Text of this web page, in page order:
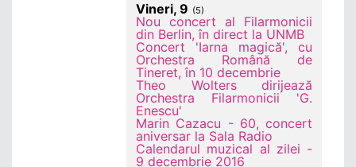
Vineri, 9 (5)
Nou concert al Filarmonicii
din Berlin, în direct la UNMB
Concert 'Iarna magică', cu
Orchestra Română de
Tineret, în 10 decembrie
Theo Wolters dirijează
Orchestra Filarmonicii 'G.
Enescu'
Marin Cazacu - 60, concert
aniversar la Sala Radio
Calendarul muzical al zilei -
9 decembrie 2016